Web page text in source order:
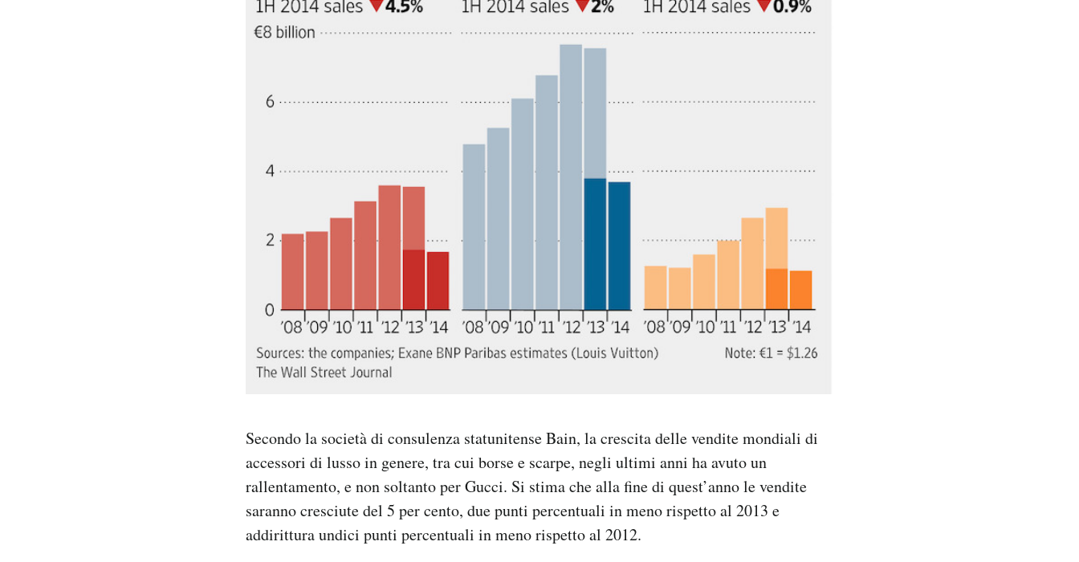
Secondo la società di consulenza statunitense Bain, la crescita delle vendite mondiali di
accessori di lusso in genere, tra cui borse e scarpe, negli ultimi anni ha avuto un
rallentamento, e non soltanto per Gucci. Si stima che alla fine di quest’anno le vendite
saranno cresciute del 5 per cento, due punti percentuali in meno rispetto al 2013 e
addirittura undici punti percentuali in meno rispetto al 2012.